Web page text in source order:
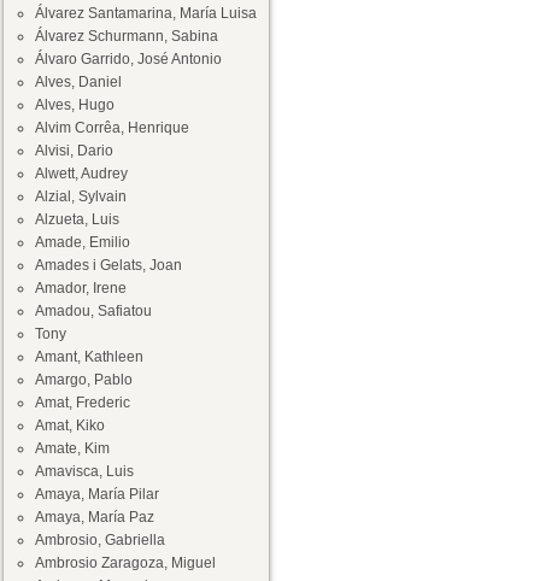
Álvarez Santamarina, María Luisa
Álvarez Schurmann, Sabina
Álvaro Garrido, José Antonio
Alves, Daniel
Alves, Hugo
Alvim Corrêa, Henrique
Alvisi, Dario
Alwett, Audrey
Alzial, Sylvain
Alzueta, Luis
Amade, Emilio
Amades i Gelats, Joan
Amador, Irene
Amadou, Safiatou
Tony
Amant, Kathleen
Amargo, Pablo
Amat, Frederic
Amat, Kiko
Amate, Kim
Amavisca, Luis
Amaya, María Pilar
Amaya, María Paz
Ambrosio, Gabriella
Ambrosio Zaragoza, Miguel